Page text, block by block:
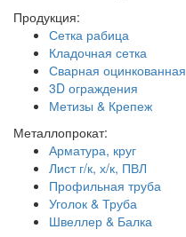
Продукция:
Сетка рабица
Кладочная сетка
Сварная оцинкованная
3D ограждения
Метизы & Крепеж
Металлопрокат:
Арматура, круг
Лист г/к, х/к, ПВЛ
Профильная труба
Уголок & Труба
Швеллер & Балка